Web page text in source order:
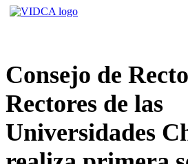
Saltar
Consejo de
Rectores de las
Universidades